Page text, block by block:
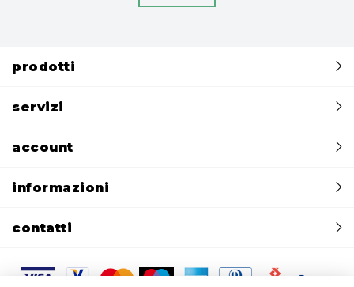
prodotti
servizi
account
informazioni
contatti